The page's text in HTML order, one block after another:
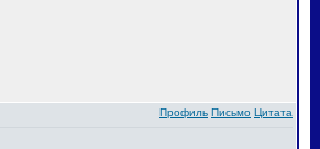
Профиль Письмо Цитата